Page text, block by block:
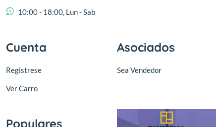
10:00 - 18:00, Lun - Sab
Cuenta
Registrese
Ver Carro
Asociados
Sea Vendedor
Populares